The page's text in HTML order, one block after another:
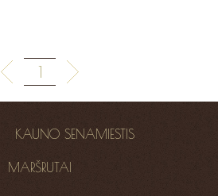
1
KAUNO SENAMIESTIS
MARŠRUTAI